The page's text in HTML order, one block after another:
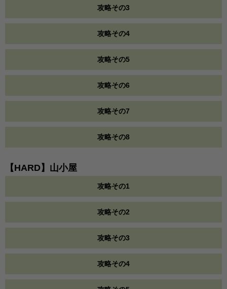
攻略その3
攻略その4
攻略その5
攻略その6
攻略その7
攻略その8
【HARD】山小屋
攻略その1
攻略その2
攻略その3
攻略その4